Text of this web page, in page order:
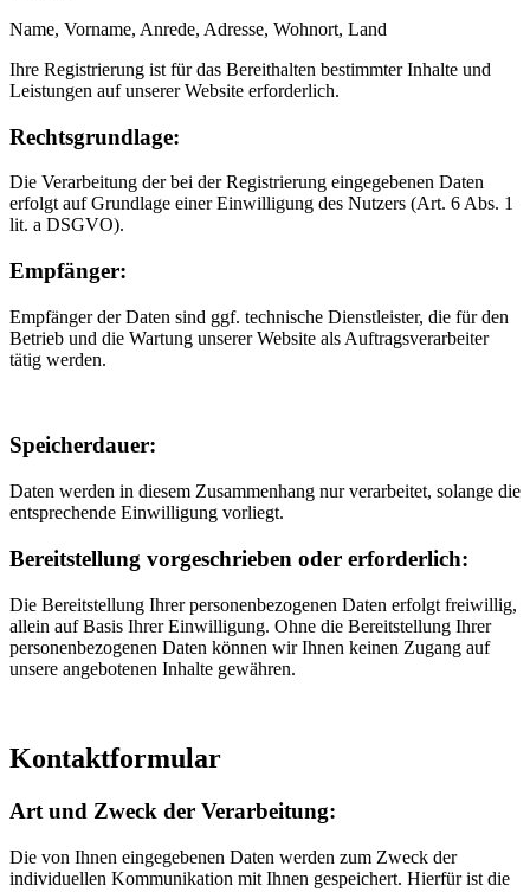
Name, Vorname, Anrede, Adresse, Wohnort, Land
Ihre Registrierung ist für das Bereithalten bestimmter Inhalte und
Leistungen auf unserer Website erforderlich.
Rechtsgrundlage:
Die Verarbeitung der bei der Registrierung eingegebenen Daten
erfolgt auf Grundlage einer Einwilligung des Nutzers (Art. 6 Abs. 1
lit. a DSGVO).
Empfänger:
Empfänger der Daten sind ggf. technische Dienstleister, die für den
Betrieb und die Wartung unserer Website als Auftragsverarbeiter
tätig werden.
Speicherdauer:
Daten werden in diesem Zusammenhang nur verarbeitet, solange die
entsprechende Einwilligung vorliegt.
Bereitstellung vorgeschrieben oder erforderlich:
Die Bereitstellung Ihrer personenbezogenen Daten erfolgt freiwillig,
allein auf Basis Ihrer Einwilligung. Ohne die Bereitstellung Ihrer
personenbezogenen Daten können wir Ihnen keinen Zugang auf
unsere angebotenen Inhalte gewähren.
Kontaktformular
Art und Zweck der Verarbeitung:
Die von Ihnen eingegebenen Daten werden zum Zweck der
individuellen Kommunikation mit Ihnen gespeichert. Hierfür ist die